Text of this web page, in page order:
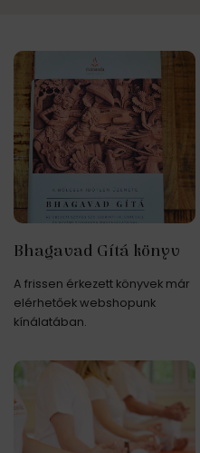
Bhagavad Gítá könyv
A frissen érkezett könyvek már
elérhetőek webshopunk
kínálatában.